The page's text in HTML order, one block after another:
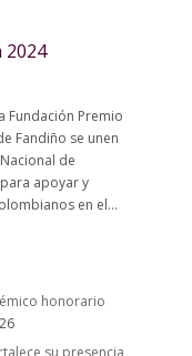
2024
Fundación Premio
Fandiño se unen
de
apoyar y
en el...
honorario
su presencia